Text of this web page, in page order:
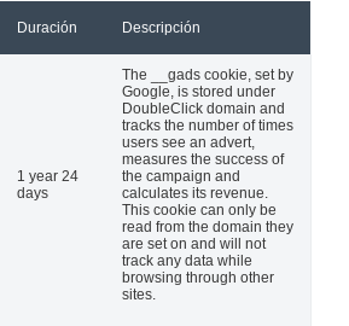
Duración Descripción
1 year 24
days
The __gads cookie, set by
Google, is stored under
DoubleClick domain and
tracks the number of times
users see an advert,
measures the success of
the campaign and
calculates its revenue.
This cookie can only be
read from the domain they
are set on and will not
track any data while
browsing through other
sites.